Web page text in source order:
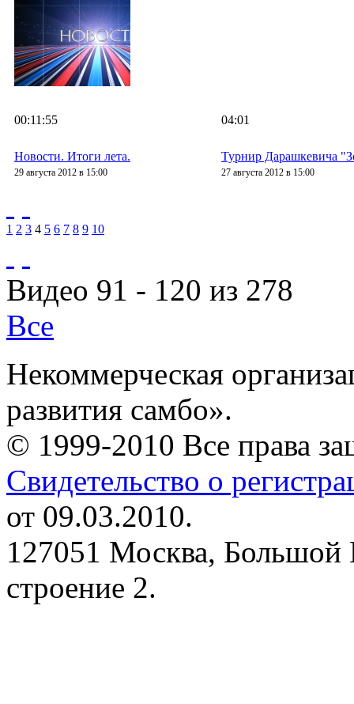
00:11:55
Новости. Итоги лета.
29 августа 2012 в 15:00
04:01
Турнир Дарашкевича
27 августа 2012 в 15:00
1 2 3 4 5 6 7 8 9 10
Видео 91 - 120 из 278
Все
Некоммерческая
развития самбо».
© 1999-2010 Все права
Свидетельство о
от 09.03.2010.
127051 Москва, Большой
строение 2.